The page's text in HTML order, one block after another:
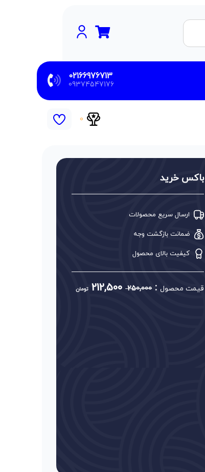
02166976713
09374547176
0
باکس خرید
ارسال سریع محصولات
ضمانت بازگشت وجه
کیفیت بالای محصول
قیمت محصول:
250,000
212,500 تومان